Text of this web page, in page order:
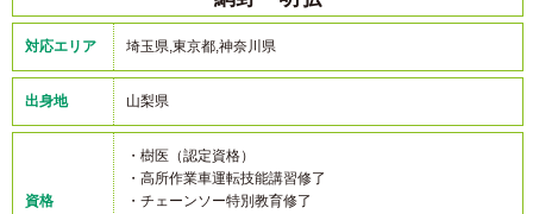
対応エリア 埼玉県,東京都,神奈川県
出身地 山梨県
資格
・樹医（認定資格）
・高所作業車運転技能講習修了
・チェーンソー特別教育修了